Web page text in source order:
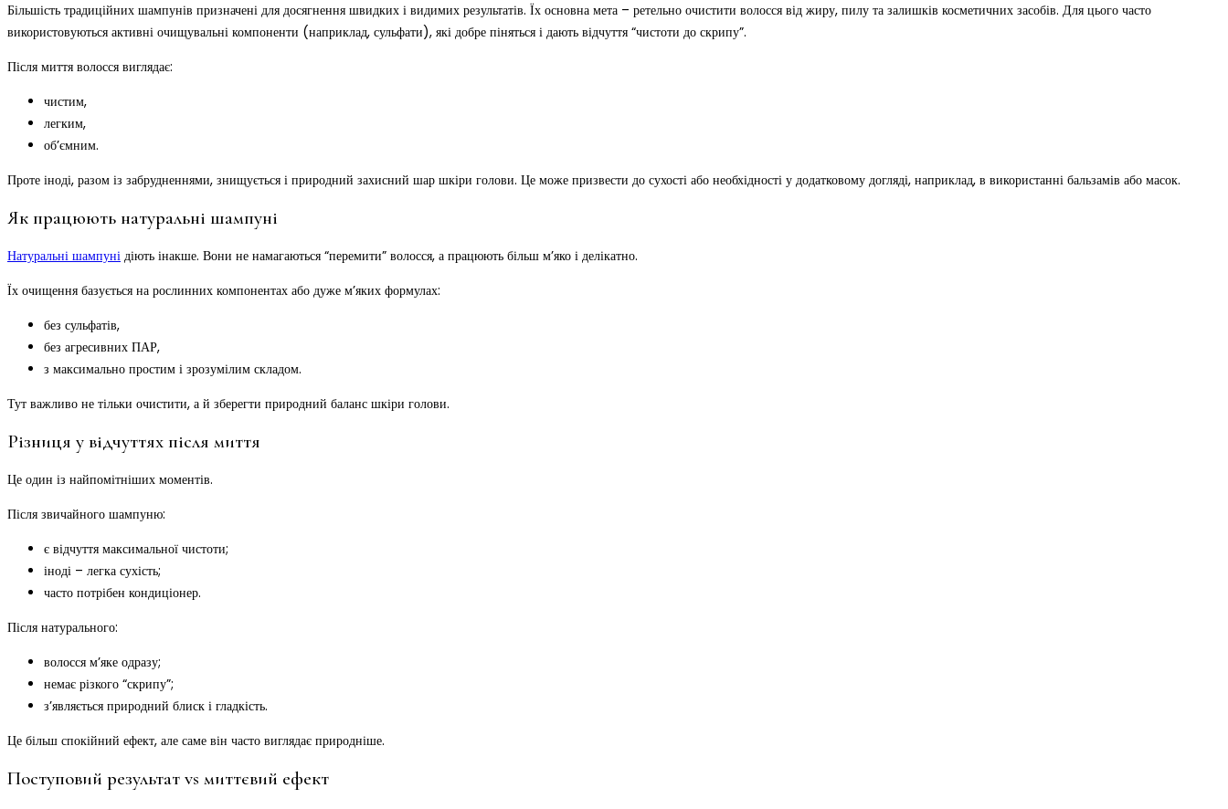
Більшість традиційних шампунів призначені для досягнення швидких і видимих результатів. Їх основна мета – ретельно очистити волосся від жиру, пилу та залишків косметичних засобів. Для цього часто
використовуються активні очищувальні компоненти (наприклад, сульфати), які добре піняться і дають відчуття “чистоти до скрипу”.
Після миття волосся виглядає:
чистим,
легким,
об’ємним.
Проте іноді, разом із забрудненнями, знищується і природний захисний шар шкіри голови. Це може призвести до сухості або необхідності у додатковому догляді, наприклад, в використанні бальзамів або масок.
Як працюють натуральні шампуні
Натуральні шампуні діють інакше. Вони не намагаються “перемити” волосся, а працюють більш м’яко і делікатно.
Їх очищення базується на рослинних компонентах або дуже м’яких формулах:
без сульфатів,
без агресивних ПАР,
з максимально простим і зрозумілим складом.
Тут важливо не тільки очистити, а й зберегти природний баланс шкіри голови.
Різниця у відчуттях після миття
Це один із найпомітніших моментів.
Після звичайного шампуню:
є відчуття максимальної чистоти;
іноді – легка сухість;
часто потрібен кондиціонер.
Після натурального:
волосся м’яке одразу;
немає різкого “скрипу”;
з’являється природний блиск і гладкість.
Це більш спокійний ефект, але саме він часто виглядає природніше.
Поступовий результат vs миттєвий ефект